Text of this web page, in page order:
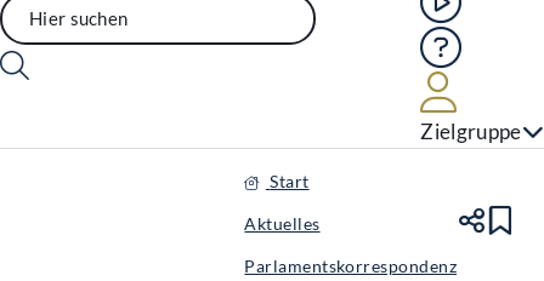
Hilfe
Zielgruppe
Start
Aktuelles
Parlamentskorrespondenz